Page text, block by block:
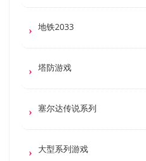
地铁2033
塔防游戏
塞尔达传说系列
大型系列游戏